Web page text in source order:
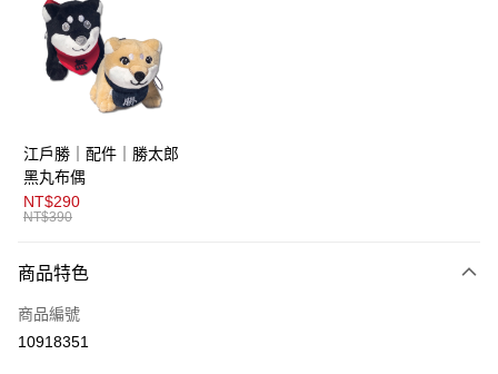
LINE Pay
AFTEE先享後付
【關於「AFTEE先享後付」】
便利好安心！
１．簡單：不需註冊會員、不需綁卡、不需儲值。
２．便利：只要手機號碼，簡訊認證，即可結帳。
３．安心：先確認商品／服務後，再付款。
１．於結帳方式選擇「AFTEE先享後付」後，將跳轉至「AFTEE先享後付」
２．訂單成立數日內，您將收到繳費通知簡訊。
３．收到繳費通知簡訊後14天內，點擊此簡訊中的連結，可透過四大超商／
運送方式
全家取貨付款
免運費
江戶勝｜配件｜勝太郎
黑丸布偶
NT$290
NT$390
商品特色
商品編號
10918351